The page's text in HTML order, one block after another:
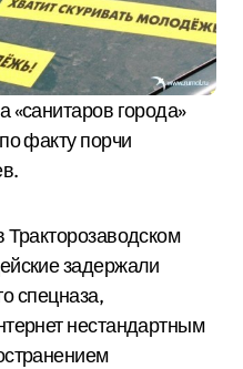
факту порчи
задержали
спецназа,
нестандартным